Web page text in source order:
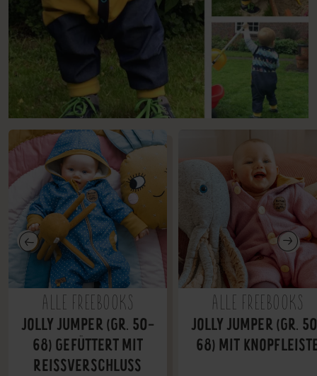
ALLE FREEBOOKS
JOLLY JUMPER (GR. 50-
68) GEFÜTTERT MIT
REISSVERSCHLUSS
ALLE FREEBOOKS
JOLLY JUMPER (GR.
68) MIT